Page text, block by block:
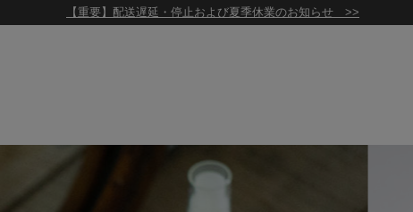
【重要】配送遅延・停止および夏季休業のお知らせ >>